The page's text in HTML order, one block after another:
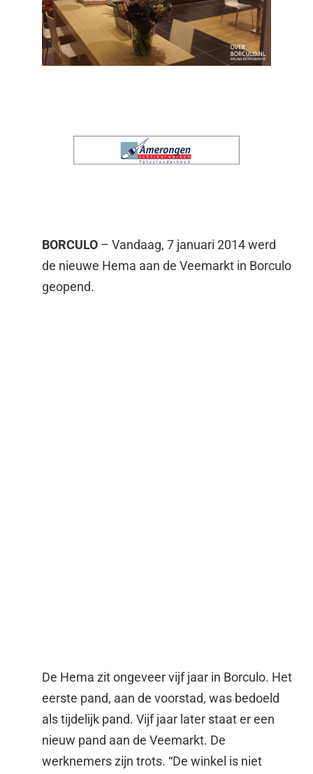
BORCULO– Vandaag, 7 januari 2014 werd
de nieuwe Hema aan de Veemarkt in Borculo
geopend.
De Hema zit ongeveer vijf jaar in Borculo. Het
eerste pand, aan de voorstad, was bedoeld
als tijdelijk pand. Vijf jaar later staat er een
nieuw pand aan de Veemarkt. De
werknemers zijn trots. “De winkel is niet